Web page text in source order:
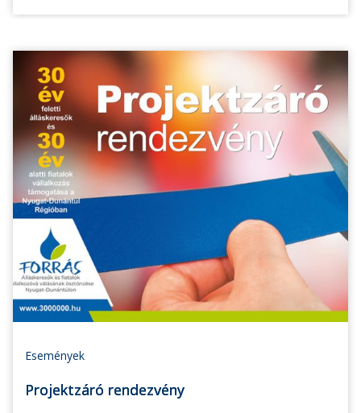
Események
Projektzáró rendezvény